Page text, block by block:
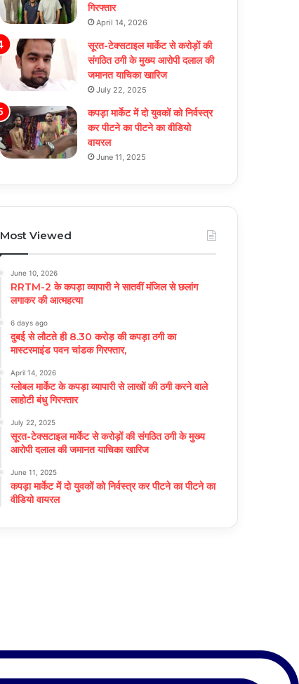
गिरफ्तार
April 14, 2026
सूरत-टेक्सटाइल मार्केट से करोड़ों की
संगठित ठगी के मुख्य आरोपी दलाल की
जमानत याचिका खारिज
July 22, 2025
कपड़ा मार्केट में दो युवकों को निर्वस्त्र
कर पीटने का पीटने का वीडियो
वायरल
June 11, 2025
Most Viewed
June 10, 2026
RRTM-2 के कपड़ा व्यापारी ने सातवीं मंजिल से छलांग
लगाकर की आत्महत्या
6 days ago
दुबई से लौटते ही 8.30 करोड़ की कपड़ा ठगी का
मास्टरमाइंड पवन चांडक गिरफ्तार,
April 14, 2026
ग्लोबल मार्केट के कपड़ा व्यापारी से लाखों की ठगी करने वाले
लाहोटी बंधु गिरफ्तार
July 22, 2025
सूरत-टेक्सटाइल मार्केट से करोड़ों की संगठित ठगी के मुख्य
आरोपी दलाल की जमानत याचिका खारिज
June 11, 2025
कपड़ा मार्केट में दो युवकों को निर्वस्त्र कर पीटने का पीटने का
वीडियो वायरल